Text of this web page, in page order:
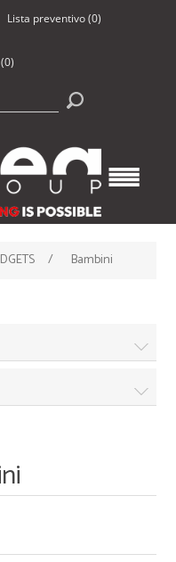
Lista preventivo (0)
(0)
/ Bambini